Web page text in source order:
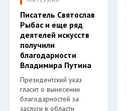
Писатель Святослав
Рыбас и еще ряд
деятелей искусств
получили
благодарности
Владимира Путина
Президентский указ
гласит о вынесении
благодарностей за
заслуги в области